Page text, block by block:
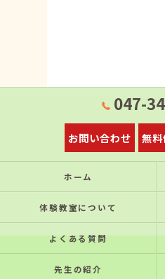
047-
お問い合わせ 無
ホーム
体験教室について
よくある質問
先生の紹介